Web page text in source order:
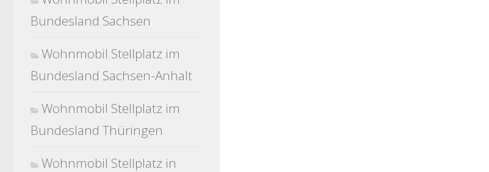
Bundesland Sachsen
Wohnmobil Stellplatz im
Bundesland Sachsen-Anhalt
Wohnmobil Stellplatz im
Bundesland Thüringen
Wohnmobil Stellplatz in